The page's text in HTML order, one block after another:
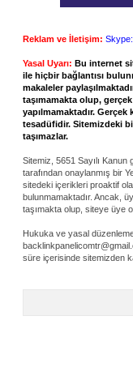
Reklam ve İletişim:
Yasal Uyarı: Bu internet
ile hiçbir bağlantısı
makaleler
taşımamakta olup,
yapılmamaktadır.
tesadüfidir. Sitemizdeki
taşımazlar.
Sitemiz, 5651 Sayılı
tarafından onaylanmış bir
sitedeki içerikleri proaktif
bulunmamaktadır. Ancak,
taşımakta olup, siteye üye
Hukuka ve yasal
süre içerisinde sitemizden